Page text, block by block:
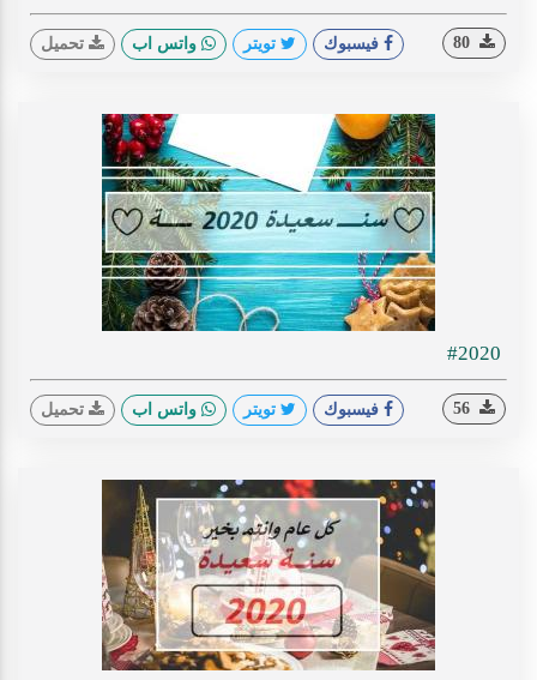
فيسبوك تويتر واتس اب تحميل
#2020
فيسبوك تويتر واتس اب تحميل